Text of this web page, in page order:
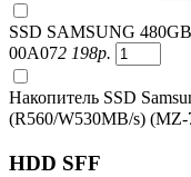
SSD SAMSUNG
00A072 198р.
Накопитель SSD
(R560/W530MB/s)
HDD SFF